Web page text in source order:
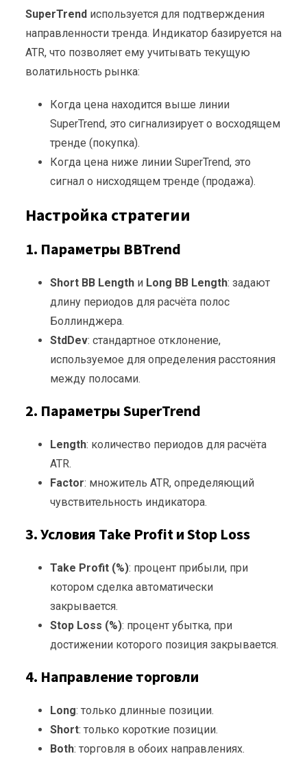
SuperTrend используется для подтверждения
направленности тренда. Индикатор базируется на
ATR, что позволяет ему учитывать текущую
волатильность рынка:
Когда цена находится выше линии
SuperTrend, это сигнализирует о восходящем
тренде (покупка).
Когда цена ниже линии SuperTrend, это
сигнал о нисходящем тренде (продажа).
Настройка стратегии
1. Параметры BBTrend
Short BB Length и Long BB Length: задают
длину периодов для расчёта полос
Боллинджера.
StdDev: стандартное отклонение,
используемое для определения расстояния
между полосами.
2. Параметры SuperTrend
Length: количество периодов для расчёта
ATR.
Factor: множитель ATR, определяющий
чувствительность индикатора.
3. Условия Take Profit и Stop Loss
Take Profit (%): процент прибыли, при
котором сделка автоматически
закрывается.
Stop Loss (%): процент убытка, при
достижении которого позиция закрывается.
4. Направление торговли
Long: только длинные позиции.
Short: только короткие позиции.
Both: торговля в обоих направлениях.